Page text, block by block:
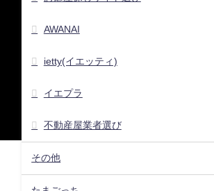
AWANAI
ietty(イエッティ)
イエプラ
不動産屋業者選び
その他